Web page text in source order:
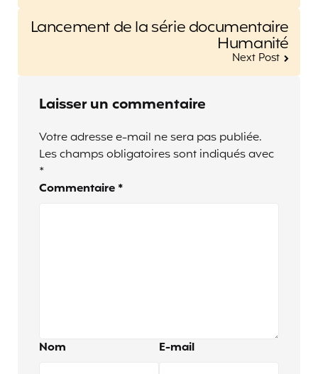
Lancement de la série documentaire
Humanité
Next Post
Laisser un commentaire
Votre adresse e-mail ne sera pas publiée.
Les champs obligatoires sont indiqués avec
*
Commentaire *
Nom E-mail